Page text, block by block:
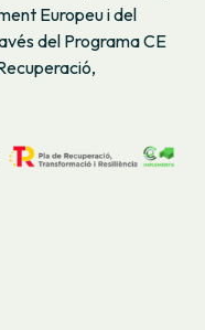
Europeu i del
del Programa CE